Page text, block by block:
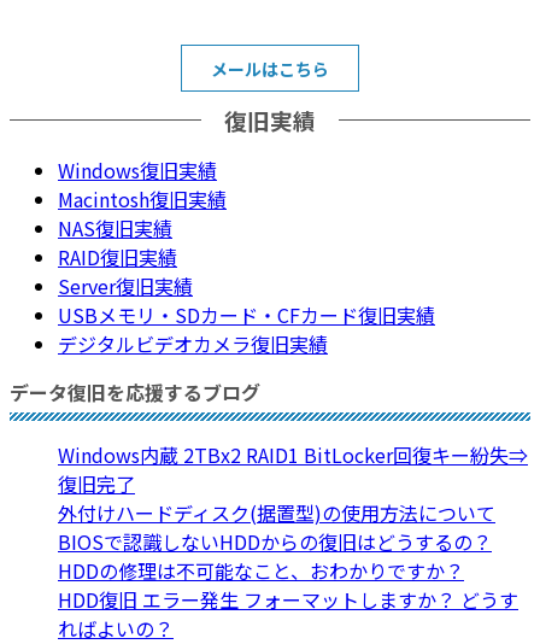
メールはこちら
復旧実績
Windows復旧実績
Macintosh復旧実績
NAS復旧実績
RAID復旧実績
Server復旧実績
USBメモリ・SDカード・CFカード復旧実績
デジタルビデオカメラ復旧実績
データ復旧を応援するブログ
Windows内蔵 2TBx2 RAID1 BitLocker回復キー紛失⇒
復旧完了
外付けハードディスク(据置型)の使用方法について
BIOSで認識しないHDDからの復旧はどうするの？
HDDの修理は不可能なこと、おわかりですか？
HDD復旧 エラー発生 フォーマットしますか？ どうす
ればよいの？